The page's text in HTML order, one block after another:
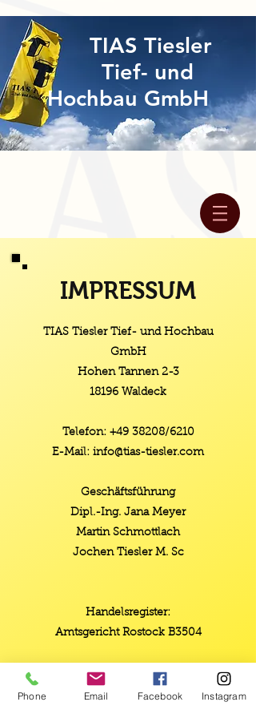
TIAS Tiesler
Tief- und
Hochbau GmbH
IMPRESSUM
TIAS Tiesler Tief- und Hochbau
GmbH
Hohen Tannen 2-3
18196 Waldeck
Telefon: +49 38208/6210
E-Mail: info@tias-tiesler.com
Geschäftsführung
Dipl.-Ing. Jana Meyer
Martin Schmottlach
Jochen Tiesler M. Sc
Handelsregister:
Amtsgericht Rostock B3504
USt-ID Nr.: DE 137 383 266
Phone Email Facebook Instagram